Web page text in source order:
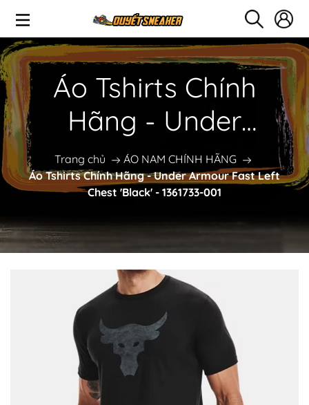
Áo Tshirts Chính
Hãng - Under
Armour Fast Left
Chest 'Black' -
1361733-001
Trang chủ
ÁO NAM CHÍNH HÃNG
Áo Tshirts Chính Hãng - Under Armour Fast Left
Chest 'Black' - 1361733-001